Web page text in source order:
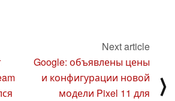
Next article
Google: объявлены цены
и конфигурации новой
модели Pixel 11 для
⟩